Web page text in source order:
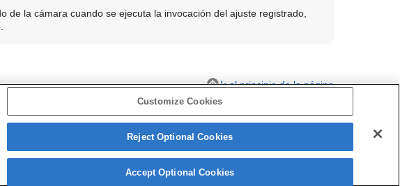
de la cámara cuando se ejecuta la invocación del ajuste registrado,
Ir al principio de la página
Tecla person. )
Customize Cookies
Reject Optional Cookies
Accept Optional Cookies